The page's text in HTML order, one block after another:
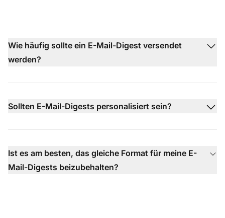
Wie häufig sollte ein E-Mail-Digest versendet
werden?
Sollten E-Mail-Digests personalisiert sein?
Ist es am besten, das gleiche Format für meine E-
Mail-Digests beizubehalten?